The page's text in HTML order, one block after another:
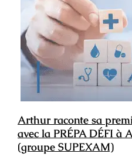
Arthur raconte sa
avec la PRÉPA DÉFI à
(groupe SUPEXAM)